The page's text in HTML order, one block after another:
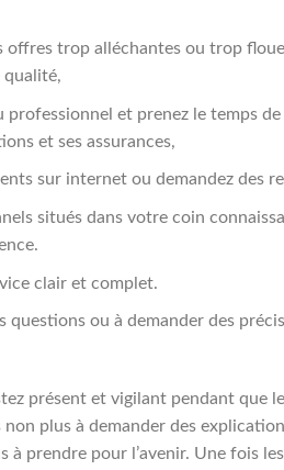
offres trop alléchantes ou trop
qualité,
professionnel et prenez le temps
et ses assurances,
sur internet ou demandez des
situés dans votre coin
clair et complet.
questions ou à demander des
présent et vigilant pendant que
non plus à demander des
à prendre pour l’avenir. Une fois